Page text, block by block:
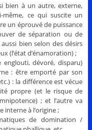
bien à un autre, externe,
même, ce qui suscite un
un éprouvé de puissance
de séparation ou de
bien selon des désirs
(l’état d’énamoration) ;
englouti, dévoré, disparu)
: être emporté par son
: la différence est vécue
propre (et le risque de
; et l’autre va
interne à l’origine ;
de domination /